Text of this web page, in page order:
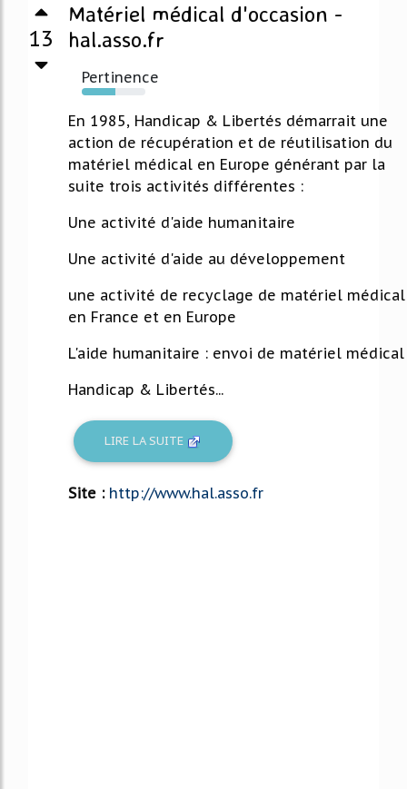
13
Matériel médical d'occasion -
hal.asso.fr
Pertinence
53%
En 1985, Handicap & Libertés démarrait une
action de récupération et de réutilisation du
matériel médical en Europe générant par la
suite trois activités différentes :
Une activité d'aide humanitaire
Une activité d'aide au développement
une activité de recyclage de matériel médical
en France et en Europe
L'aide humanitaire : envoi de matériel médical
Handicap & Libertés...
LIRE LA SUITE
Site : http://www.hal.asso.fr